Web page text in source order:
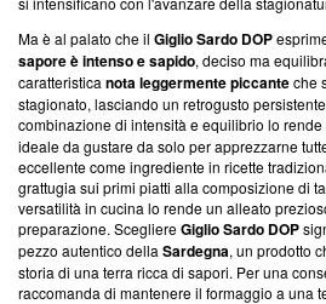
Ma è al palato che il Giglio Sardo DOP
sapore è intenso e sapido, deciso ma
caratteristica nota leggermente piccanteche
stagionato, lasciando un retrogusto
combinazione di intensità e equilibrio lo rende
ideale da gustare da solo per apprezzarne
eccellente come ingrediente in ricette
grattugia sui primi piatti alla composizione di
versatilità in cucina lo rende un alleato
preparazione. ScegliereGiglio Sardo DOP
pezzo autentico della Sardegna, un prodotto
storia di una terra ricca di sapori. Per una
raccomanda di mantenere il formaggio a una